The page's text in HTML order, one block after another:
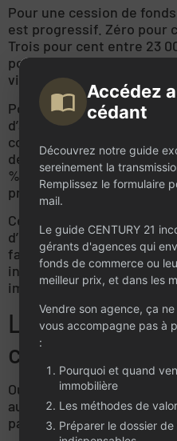
Pour une cession de
est progressif. Zéro pour
Trois pour cent entre 23
pour cent au-delà de 200
vite grimper.
Pour une cession de parts
d’actions (SAS), les règles
considérablement. Les
de 3 % (après l’application
%. C’est souvent ce qui
privilégier le rachat de
Cet enregistrement doit
d’un mois qui suit la
fait partie des
incontournables. Un
immédiates de la part de
Le Guichet
changement
Oubliez les vieux
au CFE. Tout se passe
parfois un véritable
Accédez
cédant
Découvrez notre guide
sereinement la
Remplissez le formulaire
mail.
Le guide CENTURY 21
gérants d'agences qui
fonds de commerce ou
meilleur prix, et dans les
Vendre son agence, ça
vous accompagne pas à
:
Pourquoi et quand
immobilière
Les méthodes de
Préparer le dossier